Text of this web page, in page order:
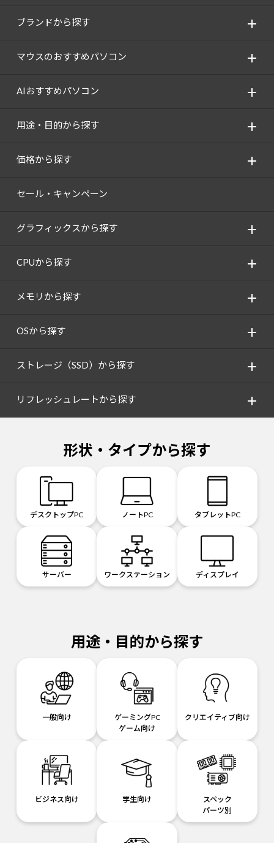
ブランドから探す
マウスのおすすめパソコン
AIおすすめパソコン
用途・目的から探す
価格から探す
セール・キャンペーン
グラフィックスから探す
CPUから探す
メモリから探す
OSから探す
ストレージ（SSD）から探す
リフレッシュレートから探す
形状・タイプから探す
デスクトップPC ノートPC タブレットPC
サーバー ワークステーション ディスプレイ
用途・目的から探す
一般向け
ゲーミングPC
ゲーム向け
クリエイティブ向け
ビジネス向け 学生向け
スペック
パーツ別